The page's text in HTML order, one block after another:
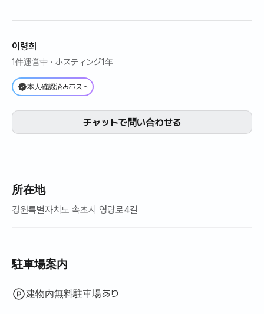
バスルーム1室
ランドリールーム1室
ポーチ1個
이령희
1件運営中 · ホスティング1年
本人確認済みホスト
チャットで問い合わせる
所在地
강원특별자치도 속초시 영랑로4길
駐車場案内
建物内無料駐車場あり